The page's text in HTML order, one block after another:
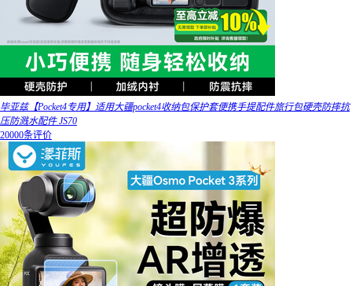
毕亚兹【Pocket4专用】适用大疆pocket4收纳包保护套便携手提配件旅行包硬壳防摔抗
压防溅水配件 JS70
20000条评价